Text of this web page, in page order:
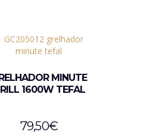
MINUTE
1600W TEFAL
79,50€